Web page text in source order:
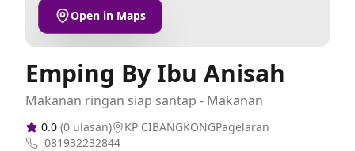
Open in Maps
Emping By Ibu Anisah
Makanan ringan siap santap - Makanan
0.0 (0 ulasan)
KP CIBANGKONGPagelaran
081932232844